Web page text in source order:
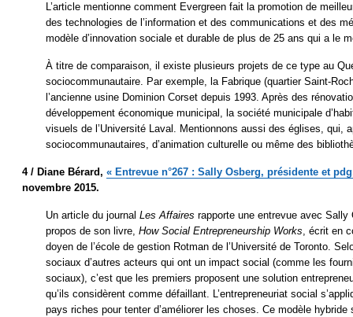
L’article mentionne comment Evergreen fait la promotion de
des technologies de l’information et des communications et des
modèle d’innovation sociale et durable de plus de 25 ans qui a le
À titre de comparaison, il existe plusieurs projets de ce type au
sociocommunautaire. Par exemple, la Fabrique (quartier Saint-
l’ancienne usine Dominion Corset depuis 1993. Après des
développement économique municipal, la société municipale
visuels de l’Université Laval. Mentionnons aussi des églises, qui,
sociocommunautaires, d’animation culturelle ou même des
4 / Diane Bérard, « Entrevue n°267 : Sally Osberg, présidente et
novembre 2015.
Un article du journal Les Affaires rapporte une entrevue avec
propos de son livre, How Social Entrepreneurship Works, écrit en
doyen de l’école de gestion Rotman de l’Université de Toronto.
sociaux d’autres acteurs qui ont un impact social (comme les
sociaux), c’est que les premiers proposent une solution
qu’ils considèrent comme défaillant. L’entrepreneuriat social
pays riches pour tenter d’améliorer les choses. Ce modèle